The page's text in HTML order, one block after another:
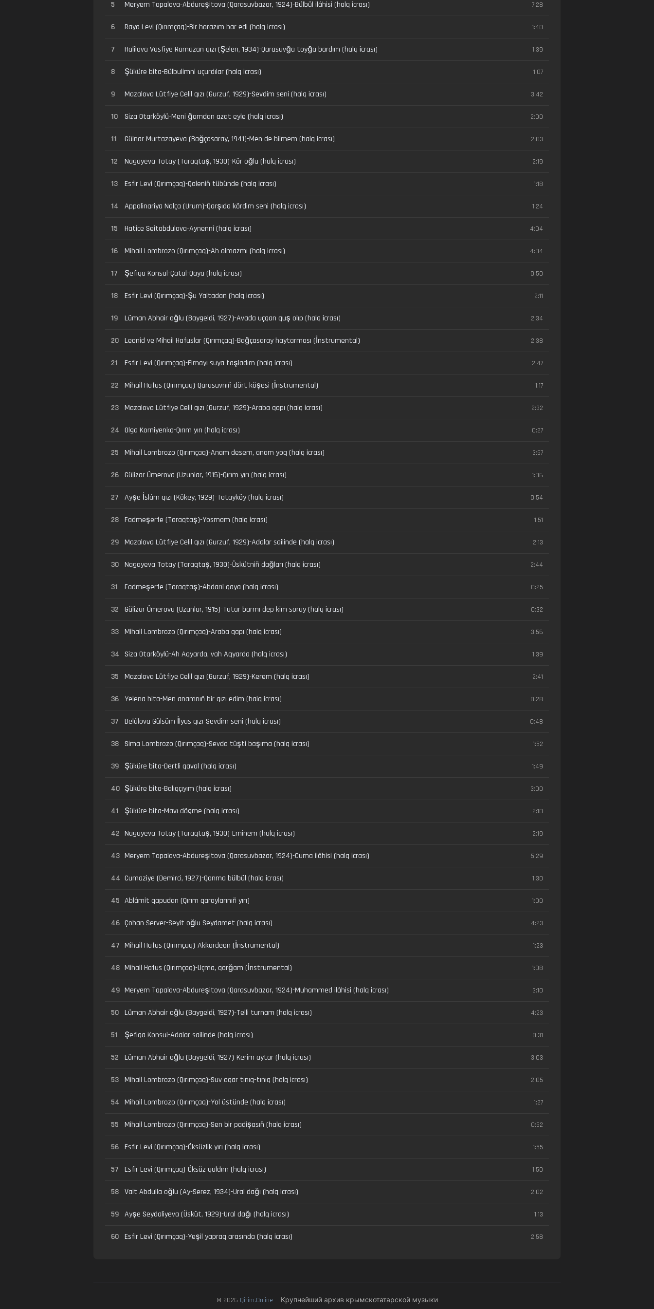
5 Meryem Topalova-Abdureşitova (Qarasuvbazar, 1924)-Bülbül ilâhisi (halq icrası) 7:28
6 Raya Levi (Qırımçaq)-Bir horazım bar edi (halq icrası) 1:40
7 Halilova Vasfiye Ramazan qızı (Şelen, 1934)-Qarasuvğa toyğa bardım (halq icrası) 1:39
8 Şüküre bita-Bülbulimni uçurdılar (halq icrası) 1:07
9 Mazalova Lütfiye Celil qızı (Gurzuf, 1929)-Sevdim seni (halq icrası) 3:42
10 Siza Otarköylü-Meni ğamdan azat eyle (halq icrası) 2:00
11 Gülnar Murtazayeva (Bağçasaray, 1941)-Men de bilmem (halq icrası) 2:03
12 Nagayeva Totay (Taraqtaş, 1930)-Kör oğlu (halq icrası) 2:19
13 Esfir Levi (Qırımçaq)-Qaleniñ tübünde (halq icrası) 1:18
14 Appolinariya Nalça (Urum)-Qarşıda kördim seni (halq icrası) 1:24
15 Hatice Seitabdulova-Aynenni (halq icrası) 4:04
16 Mihail Lombrozo (Qırımçaq)-Ah olmazmı (halq icrası) 4:04
17 Şefiqa Konsul-Çatal-Qaya (halq icrası) 0:50
18 Esfir Levi (Qırımçaq)-Şu Yaltadan (halq icrası) 2:11
19 Lüman Abhair oğlu (Baygeldi, 1927)-Avada uçqan quş olıp (halq icrası) 2:34
20 Leonid ve Mihail Hafuslar (Qırımçaq)-Bağçasaray haytarması (İnstrumental) 2:38
21 Esfir Levi (Qırımçaq)-Elmayı suya taşladım (halq icrası) 2:47
22 Mihail Hafus (Qırımçaq)-Qarasuvnıñ dört köşesi (İnstrumental) 1:17
23 Mazalova Lütfiye Celil qızı (Gurzuf, 1929)-Araba qapı (halq icrası) 2:32
24 Olga Korniyenko-Qırım yırı (halq icrası) 0:27
25 Mihail Lombrozo (Qırımçaq)-Anam desem, anam yoq (halq icrası) 3:57
26 Gülizar Ümerova (Uzunlar, 1915)-Qırım yırı (halq icrası) 1:06
27 Ayşe İslâm qızı (Kökey, 1929)-Totayköy (halq icrası) 0:54
28 Fadmeşerfe (Taraqtaş)-Yosmam (halq icrası) 1:51
29 Mazalova Lütfiye Celil qızı (Gurzuf, 1929)-Adalar sailinde (halq icrası) 2:13
30 Nagayeva Totay (Taraqtaş, 1930)-Üskütniñ dağları (halq icrası) 2:44
31 Fadmeşerfe (Taraqtaş)-Abdarıl qaya (halq icrası) 0:25
32 Gülizar Ümerova (Uzunlar, 1915)-Tatar barmı dep kim soray (halq icrası) 0:32
33 Mihail Lombrozo (Qırımçaq)-Araba qapı (halq icrası) 3:56
34 Siza Otarköylü-Ah Aqyarda, vah Aqyarda (halq icrası) 1:39
35 Mazalova Lütfiye Celil qızı (Gurzuf, 1929)-Kerem (halq icrası) 2:41
36 Yelena bita-Men anamnıñ bir qızı edim (halq icrası) 0:28
37 Belâlova Gülsüm İlyas qızı-Sevdim seni (halq icrası) 0:48
38 Sima Lombrozo (Qırımçaq)-Sevda tüşti başıma (halq icrası) 1:52
39 Şüküre bita-Dertli qaval (halq icrası) 1:49
40 Şüküre bita-Balıqçıyım (halq icrası) 3:00
41 Şüküre bita-Mavı dögme (halq icrası) 2:10
42 Nagayeva Totay (Taraqtaş, 1930)-Eminem (halq icrası) 2:19
43 Meryem Topalova-Abdureşitova (Qarasuvbazar, 1924)-Cuma ilâhisi (halq icrası) 5:29
44 Cumaziye (Demirci, 1927)-Qonma bülbül (halq icrası) 1:30
45 Ablâmit qapudan (Qırım qaraylarınıñ yırı) 1:00
46 Çoban Server-Seyit oğlu Seydamet (halq icrası) 4:23
47 Mihail Hafus (Qırımçaq)-Akkordeon (İnstrumental) 1:23
48 Mihail Hafus (Qırımçaq)-Uçma, qarğam (İnstrumental) 1:08
49 Meryem Topalova-Abdureşitova (Qarasuvbazar, 1924)-Muhammed ilâhisi (halq icrası) 3:10
50 Lüman Abhair oğlu (Baygeldi, 1927)-Telli turnam (halq icrası) 4:23
51 Şefiqa Konsul-Adalar sailinde (halq icrası) 0:31
52 Lüman Abhair oğlu (Baygeldi, 1927)-Kerim aytar (halq icrası) 3:03
53 Mihail Lombrozo (Qırımçaq)-Suv aqar tınıq-tınıq (halq icrası) 2:05
54 Mihail Lombrozo (Qırımçaq)-Yol üstünde (halq icrası) 1:27
55 Mihail Lombrozo (Qırımçaq)-Sen bir padişasıñ (halq icrası) 0:52
56 Esfir Levi (Qırımçaq)-Öksüzlik yırı (halq icrası) 1:55
57 Esfir Levi (Qırımçaq)-Öksüz qaldım (halq icrası) 1:50
58 Vait Abdulla oğlu (Ay-Serez, 1934)-Ural dağı (halq icrası) 2:02
59 Ayşe Seydaliyeva (Üsküt, 1929)-Ural dağı (halq icrası) 1:13
60 Esfir Levi (Qırımçaq)-Yeşil yapraq arasında (halq icrası) 2:58
© 2026 Qirim.Online — Крупнейший архив крымскотатарской музыки